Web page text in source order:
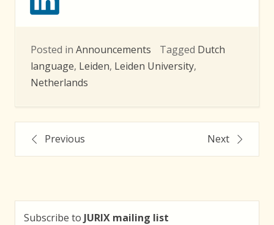
Posted in Announcements Tagged Dutch
language, Leiden, Leiden University,
Netherlands
PostPrevious Next
Subscribe to JURIX mailing list